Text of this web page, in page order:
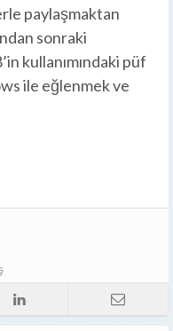
paylaşmaktan
sonraki
kullanımındaki püf
ile eğlenmek ve